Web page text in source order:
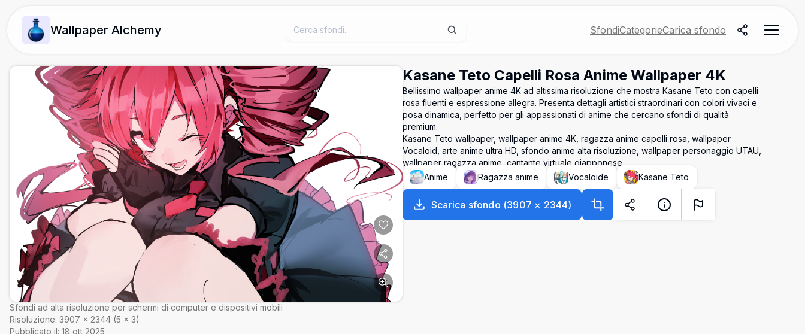
Wallpaper Alchemy SfondiCategorieCarica sfondo
Sfondi ad alta risoluzione per schermi di computer e dispositivi mobili
Risoluzione: 3907 × 2344 (5 × 3)
Pubblicato il: 18 ott 2025
Kasane Teto Capelli Rosa Anime Wallpaper 4K
Bellissimo wallpaper anime 4K ad altissima risoluzione che mostra Kasane Teto con capelli
rosa fluenti e espressione allegra. Presenta dettagli artistici straordinari con colori vivaci e
posa dinamica, perfetto per gli appassionati di anime che cercano sfondi di qualità
premium.
Kasane Teto wallpaper, wallpaper anime 4K, ragazza anime capelli rosa, wallpaper
Vocaloid, arte anime ultra HD, sfondo anime alta risoluzione, wallpaper personaggio UTAU,
wallpaper ragazza anime, cantante virtuale giapponese
Anime
Ragazza anime Vocaloide Kasane Teto
Scarica sfondo (3907 × 2344)